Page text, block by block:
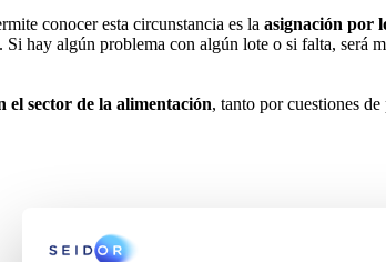
conocer esta circunstancia es la asignación por
hay algún problema con algún lote o si falta, será
el sector de la alimentación, tanto por cuestiones